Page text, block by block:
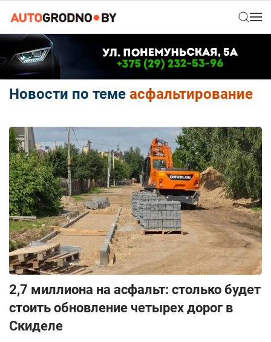
Новости по теме асфальтирование
2,7 миллиона на асфальт: столько будет
стоить обновление четырех дорог в
Скиделе